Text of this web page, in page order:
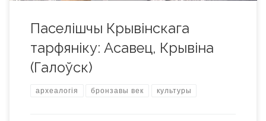
Паселішчы Крывінскага
тарфяніку: Асавец, Крывіна
(Галоўск)
археалогія бронзавы век культуры